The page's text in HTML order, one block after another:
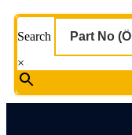
Search
×